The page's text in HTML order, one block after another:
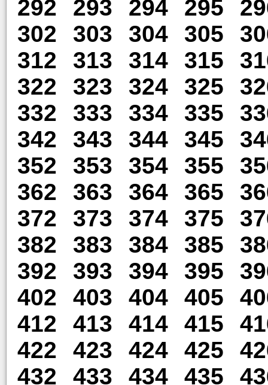
292
293 294 295
302
303 304 305
312
313 314 315
322
323 324 325
332
333 334 335
342
343 344 345
352
353 354 355
362
363 364 365
372
373 374 375
382
383 384 385
392
393 394 395
402
403 404 405
412
413 414 415
422
423 424 425
432
433 434 435